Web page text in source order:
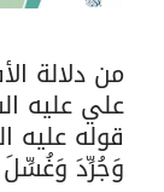
من دلالة
علي عليه
قوله
وَجُرِّدَ